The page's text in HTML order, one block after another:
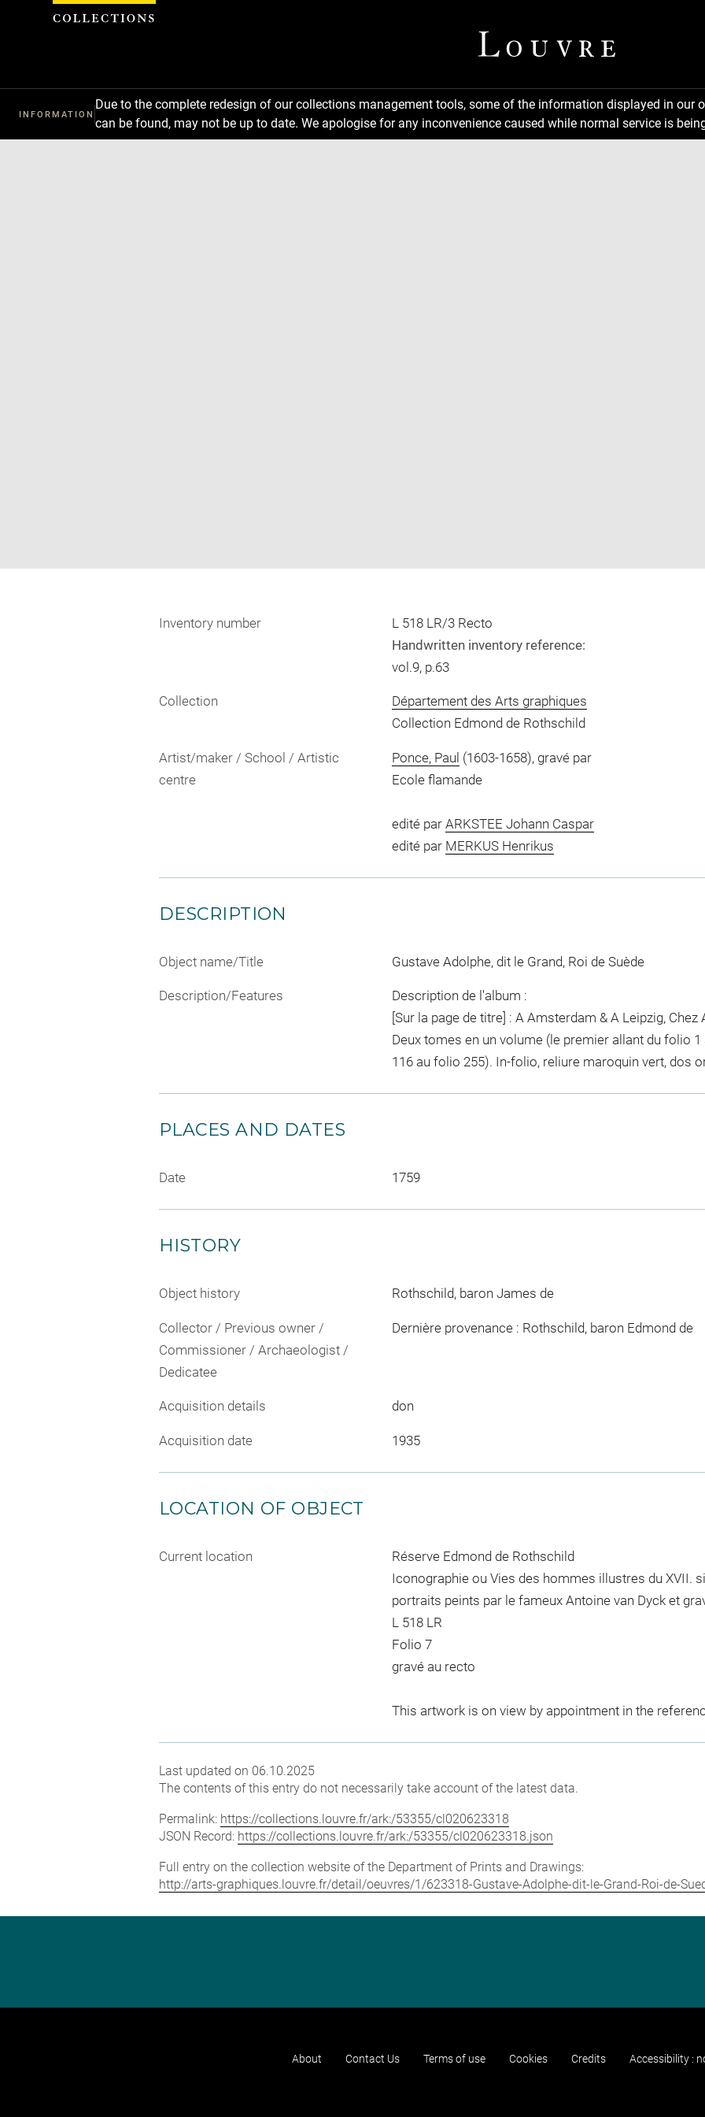
INFORMATION
Due to the complete redesign of our collections management tools, some of the information displayed in
can be found, may not be up to date. We apologise for any inconvenience caused while normal service is
in
Inventory number
L 518 LR/3 Recto
Handwritten inventory reference:
vol.9, p.63
Collection
Département des Arts graphiques
Collection Edmond de Rothschild
Artist/maker / School / Artistic
centre
Ponce, Paul (1603-1658), gravé par
Ecole flamande
edité par ARKSTEE Johann Caspar
edité par MERKUS Henrikus
DESCRIPTION
Object name/Title Gustave Adolphe, dit le Grand, Roi de Suède
Description/Features
Description de l'album :
[Sur la page de titre] : A Amsterdam & A Leipzig,
Deux tomes en un volume (le premier allant du folio
116 au folio 255). In-folio, reliure maroquin vert, dos
PLACES AND DATES
Date 1759
HISTORY
Object history Rothschild, baron James de
Collector / Previous owner /
Commissioner / Archaeologist /
Dedicatee
Dernière provenance : Rothschild, baron Edmond de
Acquisition details don
Acquisition date 1935
LOCATION OF OBJECT
Current location
Réserve Edmond de Rothschild
Iconographie ou Vies des hommes illustres du XVII.
portraits peints par le fameux Antoine van Dyck et
L 518 LR
Folio 7
gravé au recto
This artwork is on view by appointment in the
Last updated on 06.10.2025
The contents of this entry do not necessarily take account of the latest data.
Permalink: https://collections.louvre.fr/ark:/53355/cl020623318
JSON Record: https://collections.louvre.fr/ark:/53355/cl020623318.json
Full entry on the collection website of the Department of Prints and Drawings:
http://arts-graphiques.louvre.fr/detail/oeuvres/1/623318-Gustave-Adolphe-dit-le-Grand-Roi-de-
About Contact Us Terms of use Cookies Credits Accessibility :
Cookies management panel